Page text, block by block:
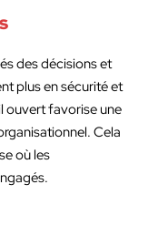
des décisions et
plus en sécurité et
ouvert favorise une
Cela
où les